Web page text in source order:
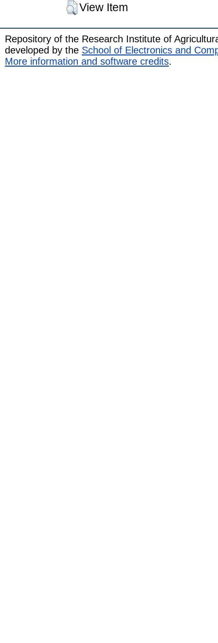
View Item
Repository of the Research Institute of
developed by the School of Electronics and
More information and software credits.